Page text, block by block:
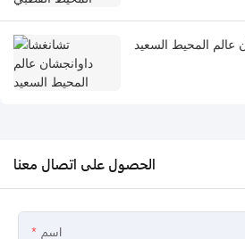
عالم المحيط السعيد
الحصول على اتصال معنا
اسم